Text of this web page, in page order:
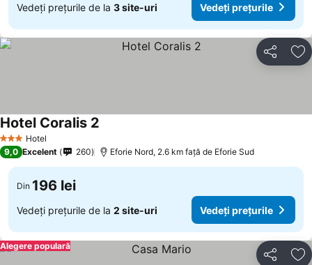
Vedeți prețurile de la 3 site-uri Vedeți prețurile
Distribuiți
3 SteleHotel
Hotel Coralis 2
9,0 Excelent 260 Eforie Nord, 2.6 km faţă de Eforie Sud
Din 196 lei
Vedeți prețurile de la 2 site-uri Vedeți prețurile
Distribuiți
Alegere populară